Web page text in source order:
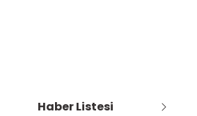
Haber Listesi